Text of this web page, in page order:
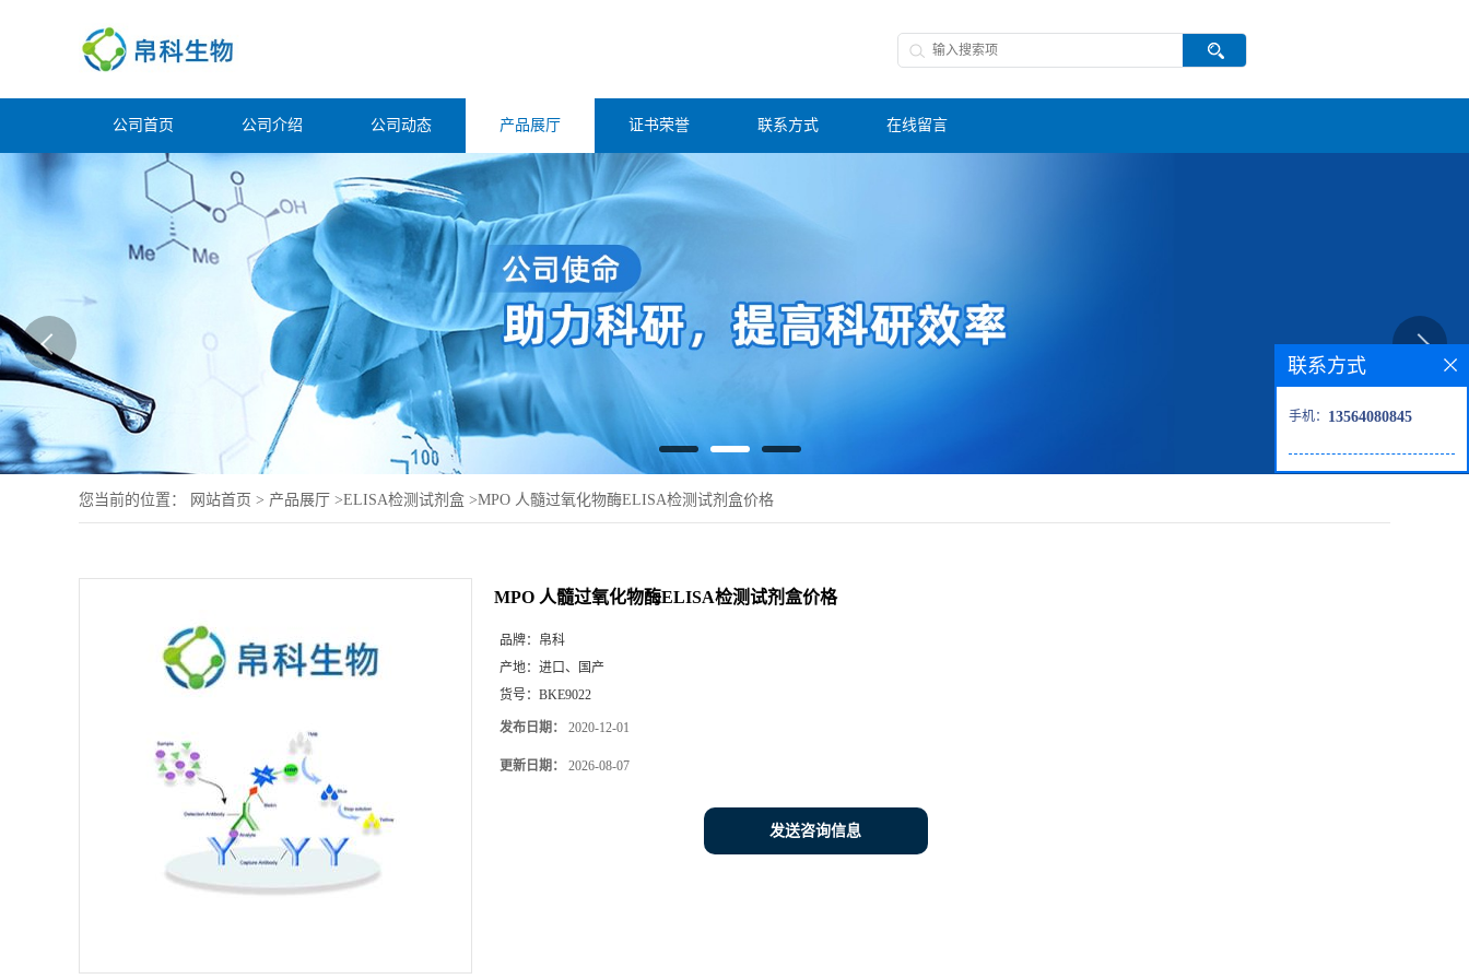
公司首页 公司介绍 公司动态 产品展厅 证书荣誉 联系方式 在线留言
您当前的位置： 网站首页 > 产品展厅 >ELISA检测试剂盒 >MPO 人髓过氧化物酶ELISA检测试剂盒价格
MPO 人髓过氧化物酶ELISA检测试剂盒价格
品牌： 帛科
产地： 进口、国产
货号： BKE9022
发布日期： 2020-12-01
更新日期： 2026-08-07
发送咨询信息
联系方式
手机： 13564080845